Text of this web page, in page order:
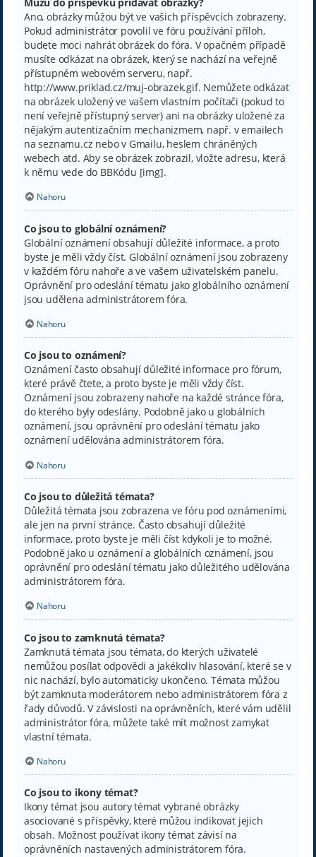
Ano, obrázky můžou být ve vašich příspěvcích zobrazeny.
Pokud administrátor povolil ve fóru používání příloh,
budete moci nahrát obrázek do fóra. V opačném případě
musíte odkázat na obrázek, který se nachází na veřejně
přístupném webovém serveru, např.
http://www.priklad.cz/muj-obrazek.gif. Nemůžete odkázat
na obrázek uložený ve vašem vlastním počítači (pokud to
není veřejně přístupný server) ani na obrázky uložené za
nějakým autentizačním mechanizmem, např. v emailech
na seznamu.cz nebo v Gmailu, heslem chráněných
webech atd. Aby se obrázek zobrazil, vložte adresu, která
k němu vede do BBKódu [img].
Nahoru
Co jsou to globální oznámení?
Globální oznámení obsahují důležité informace, a proto
byste je měli vždy číst. Globální oznámení jsou zobrazeny
v každém fóru nahoře a ve vašem uživatelském panelu.
Oprávnění pro odeslání tématu jako globálního oznámení
jsou udělena administrátorem fóra.
Nahoru
Co jsou to oznámení?
Oznámení často obsahují důležité informace pro fórum,
které právě čtete, a proto byste je měli vždy číst.
Oznámení jsou zobrazeny nahoře na každé stránce fóra,
do kterého byly odeslány. Podobně jako u globálních
oznámení, jsou oprávnění pro odeslání tématu jako
oznámení udělována administrátorem fóra.
Nahoru
Co jsou to důležitá témata?
Důležitá témata jsou zobrazena ve fóru pod oznámeními,
ale jen na první stránce. Často obsahují důležité
informace, proto byste je měli číst kdykoli je to možné.
Podobně jako u oznámení a globálních oznámení, jsou
oprávnění pro odeslání tématu jako důležitého udělována
administrátorem fóra.
Nahoru
Co jsou to zamknutá témata?
Zamknutá témata jsou témata, do kterých uživatelé
nemůžou posílat odpovědi a jakékoliv hlasování, které se v
nic nachází, bylo automaticky ukončeno. Témata můžou
být zamknuta moderátorem nebo administrátorem fóra z
řady důvodů. V závislosti na oprávněních, které vám udělil
administrátor fóra, můžete také mít možnost zamykat
vlastní témata.
Nahoru
Co jsou to ikony témat?
Ikony témat jsou autory témat vybrané obrázky
asociované s příspěvky, které můžou indikovat jejich
obsah. Možnost používat ikony témat závisí na
oprávněních nastavených administrátorem fóra.